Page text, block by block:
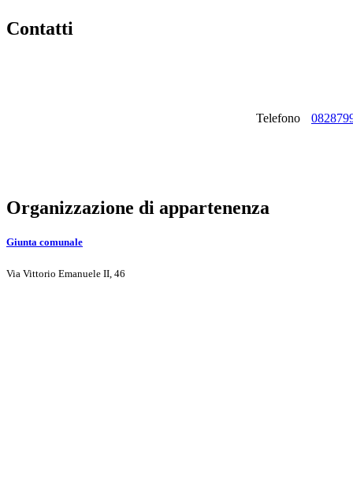
Contatti
Telefono
Organizzazione di appartenenza
Giunta comunale
Via Vittorio Emanuele II, 46